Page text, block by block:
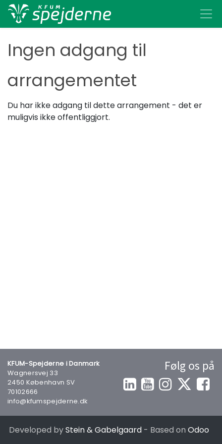
Ingen adgang til
arrangementet
Du har ikke adgang til dette arrangement - det er
muligvis ikke offentliggjort.
KFUM-Spejderne i Danmark
Wagnersvej 33
2450 København SV
70102666
info@kfumspejderne.dk
Følg os på
Developed byStein & Gabelgaard - Based on Odoo